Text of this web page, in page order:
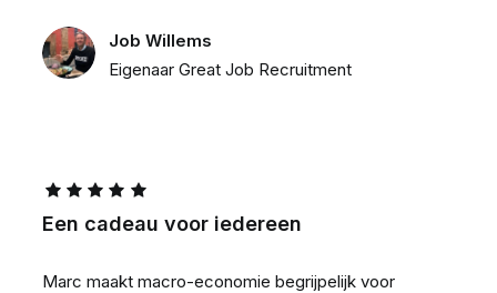
Job Willems
Eigenaar Great Job Recruitment
Een cadeau voor iedereen
Marc maakt macro-economie begrijpelijk voor